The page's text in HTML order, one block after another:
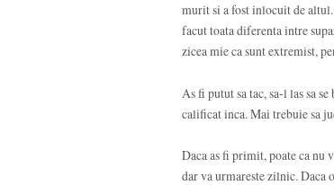
murit si a fost inlocuit de
facut toata diferenta intre
zicea mie ca sunt extremist,
As fi putut sa tac, sa-l las sa
calificat inca. Mai trebuie sa
Daca as fi primit, poate ca nu
dar va urmareste zilnic. Daca